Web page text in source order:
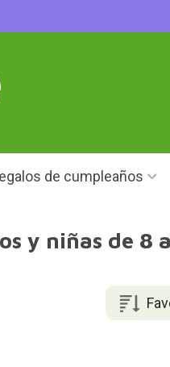
de cumpleaños
y niñas de 8